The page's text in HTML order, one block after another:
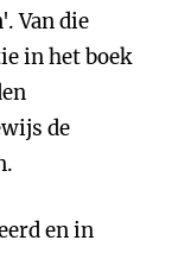
Van die
in het boek
de
en in